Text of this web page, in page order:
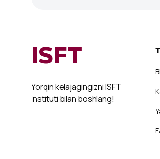
ISFT
Yorqin kelajagingizni ISFT
Instituti bilan boshlang!